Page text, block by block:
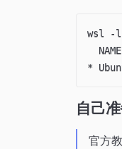
wsl -
自己
官方